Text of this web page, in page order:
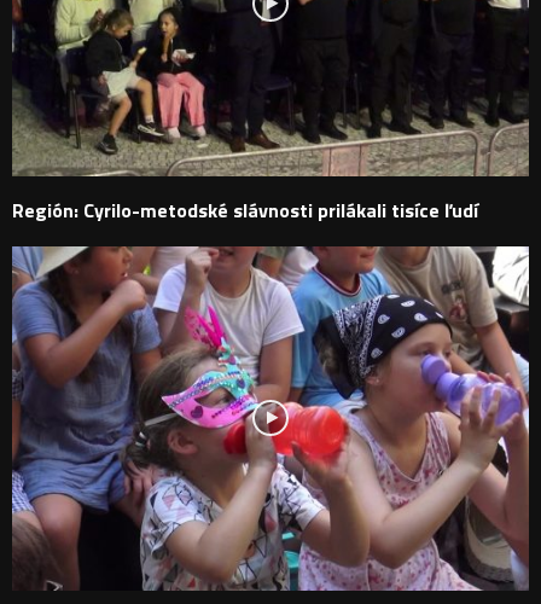
Región: Cyrilo-metodské slávnosti prilákali tisíce ľudí